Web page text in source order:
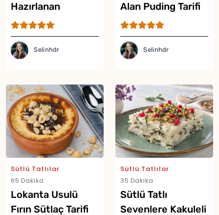
Hazırlanan
Muhallebili Tatlı
Tarifi
Selinhdr
Alan Puding Tarifi
Selinhdr
Sütlü Tatlılar
65 Dakika
Lokanta Usulü
Fırın Sütlaç Tarifi
Sütlü Tatlılar
35 Dakika
Sütlü Tatlı
Sevenlere Kakuleli